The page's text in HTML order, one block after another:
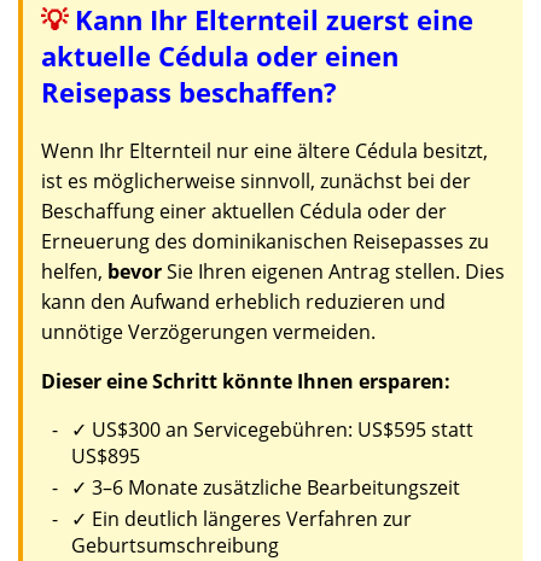
💡 Kann Ihr Elternteil zuerst eine
aktuelle Cédula oder einen
Reisepass beschaffen?
Wenn Ihr Elternteil nur eine ältere Cédula besitzt,
ist es möglicherweise sinnvoll, zunächst bei der
Beschaffung einer aktuellen Cédula oder der
Erneuerung des dominikanischen Reisepasses zu
helfen, bevorSie Ihren eigenen Antrag stellen. Dies
kann den Aufwand erheblich reduzieren und
unnötige Verzögerungen vermeiden.
Dieser eine Schritt könnte Ihnen ersparen:
✓ US$300 an Servicegebühren: US$595 statt
US$895
✓ 3–6 Monate zusätzliche Bearbeitungszeit
✓ Ein deutlich längeres Verfahren zur
Geburtsumschreibung